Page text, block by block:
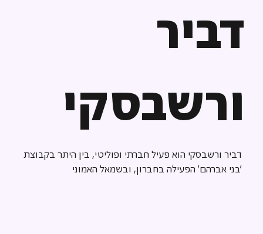
דביר
ורשבסקי
דביר ורשבסקי הוא פעיל חברתי ופוליטי, בין היתר בקבוצת
'בני אברהם' הפעילה בחברון, ובשמאל האמוני